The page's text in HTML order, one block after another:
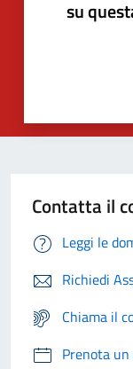
su
Contatta il
Leggi le
Richiedi
Chiama il
Prenota